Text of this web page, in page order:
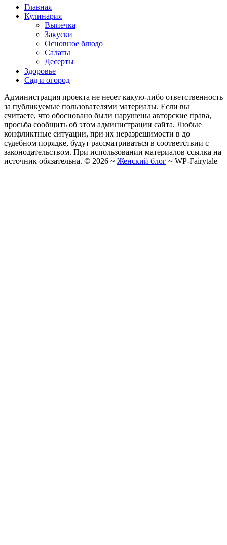
Главная
Кулинария
Выпечка
Закуски
Основное блюдо
Салаты
Десерты
Здоровье
Сад и огород
Администрация проекта не несет какую-либо ответственность
за публикуемые пользователями материалы. Если вы
считаете, что обосновано были нарушены авторские права,
просьба сообщить об этом администрации сайта. Любые
конфликтные ситуации, при их неразрешимости в до
судебном порядке, будут рассматриваться в соответствии с
законодательством. При использовании материалов ссылка на
источник обязательна. © 2026 ~ Женский блог ~ WP-Fairytale